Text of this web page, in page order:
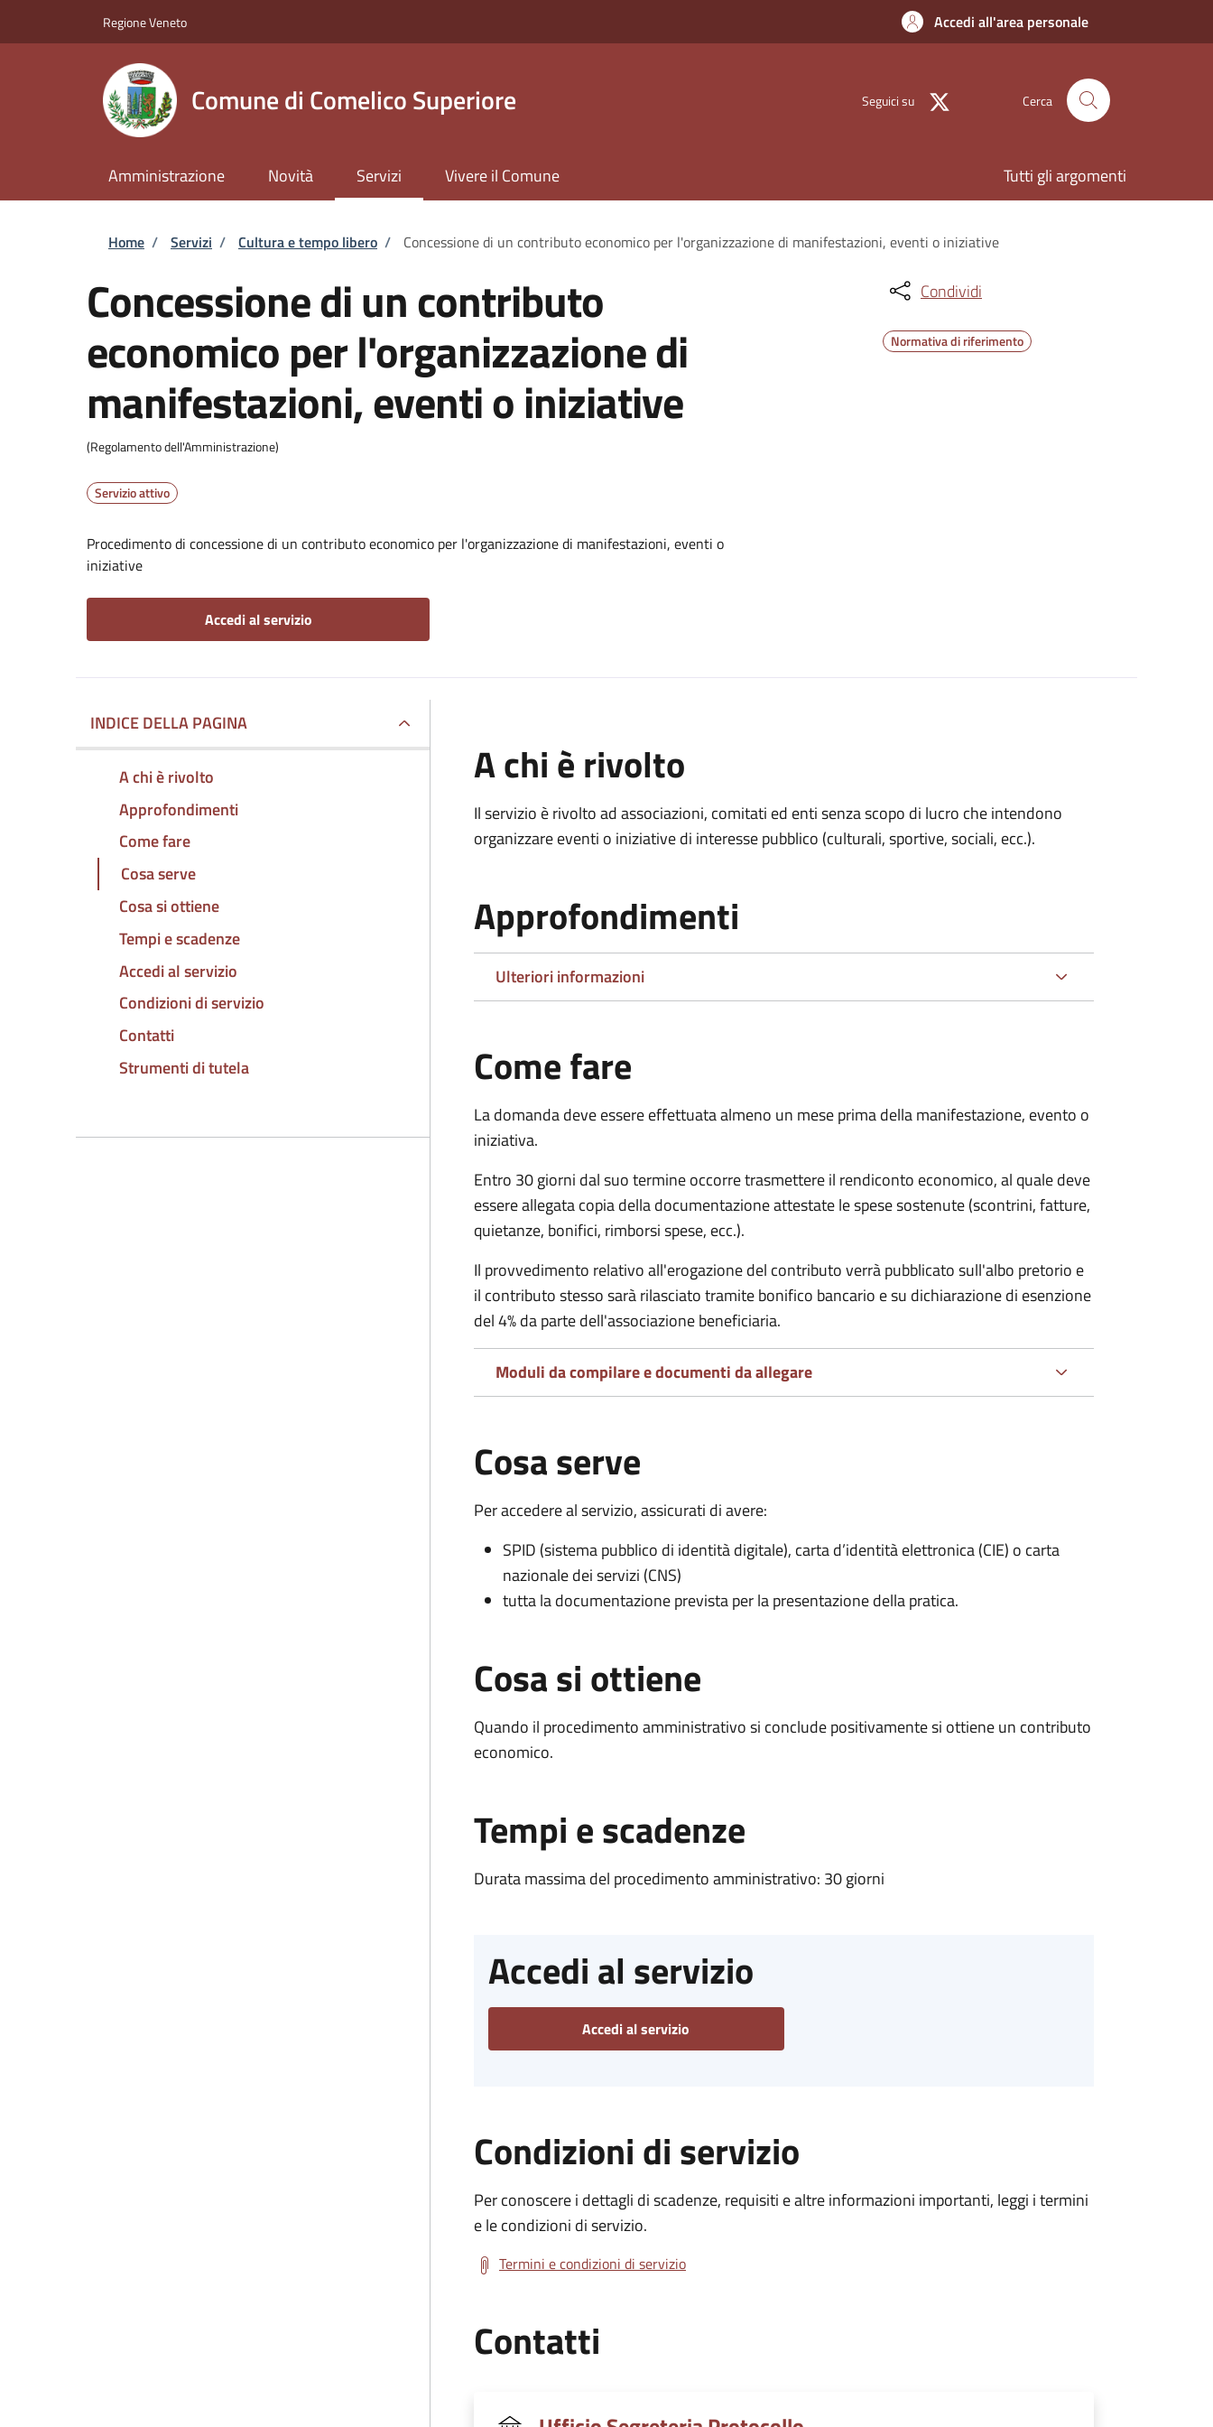
Regione Veneto Accedi all'area personale
Comune di Comelico Superiore Seguici su Cerca
Amministrazione Novità Servizi Vivere il Comune Tutti gli argomenti
Briciole di pane
Home / Servizi / Cultura e tempo libero / Concessione di un contributo economico per l'organizzazione di manifestazioni, eventi o iniziative
Concessione di un contributo
economico per l'organizzazione di
manifestazioni, eventi o iniziative
(Regolamento dell'Amministrazione)
Servizio attivo
Procedimento di concessione di un contributo economico per l'organizzazione di manifestazioni, eventi o
iniziative
Accedi al servizio
Condividi
Normativa di riferimento
INDICE DELLA PAGINA
A chi è rivolto
Approfondimenti
Come fare
Cosa serve
Cosa si ottiene
Tempi e scadenze
Accedi al servizio
Condizioni di servizio
Contatti
Strumenti di tutela
A chi è rivolto
Il servizio è rivolto ad associazioni, comitati ed enti senza scopo di lucro che intendono
organizzare eventi o iniziative di interesse pubblico (culturali, sportive, sociali, ecc.).
Approfondimenti
Ulteriori informazioni
Come fare
La domanda deve essere effettuata almeno un mese prima della manifestazione, evento o
iniziativa.
Entro 30 giorni dal suo termine occorre trasmettere il rendiconto economico, al quale deve
essere allegata copia della documentazione attestate le spese sostenute (scontrini, fatture,
quietanze, bonifici, rimborsi spese, ecc.).
Il provvedimento relativo all'erogazione del contributo verrà pubblicatosull'albo pretorio e
il contributo stesso sarà rilasciato tramite bonifico bancario e su dichiarazione di esenzione
del 4% da parte dell'associazione beneficiaria.
Moduli da compilare e documenti da allegare
Cosa serve
Per accedere al servizio, assicurati di avere:
SPID (sistema pubblico di identità digitale), carta d’identità elettronica (CIE) o carta
nazionale dei servizi (CNS)
tutta la documentazione prevista per la presentazione della pratica.
Cosa si ottiene
Quando il procedimento amministrativo si conclude positivamente si ottiene un contributo
economico.
Tempi e scadenze
Durata massima del procedimento amministrativo: 30 giorni
Accedi al servizio
Accedi al servizio
Condizioni di servizio
Per conoscere i dettagli di scadenze, requisiti e altre informazioni importanti, leggi i termini
e le condizioni di servizio.
Termini e condizioni di servizio
Contatti